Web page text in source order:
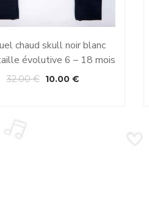
chaud skull noir blanc
évolutive 6 – 18 mois
32.00€ 10.00 €